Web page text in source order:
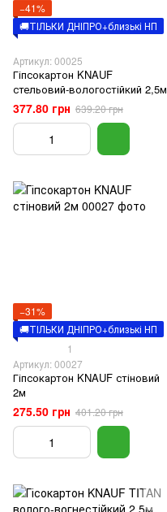
−41%
🚚ТІЛЬКИ ДНІПРО+близькі НП
Артикул: 00025
Гіпсокартон KNAUF
стельовий-вологостійкий 2,5м
377.80 грн 639.20 грн
−31%
🚚ТІЛЬКИ ДНІПРО+близькі НП
1
Артикул: 00027
Гіпсокартон KNAUF стіновий
2м
275.50 грн 401.20 грн